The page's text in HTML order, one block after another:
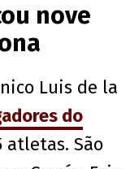
nove
Luis de la
do
atletas. São